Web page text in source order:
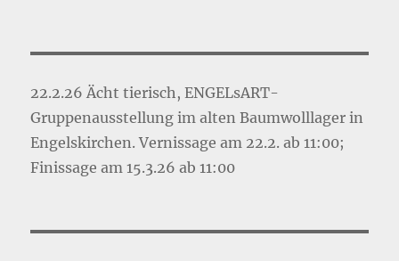
22.2.26 Ächt tierisch, ENGELsART-
Gruppenausstellung im alten Baumwolllager in
Engelskirchen. Vernissage am 22.2. ab 11:00;
Finissage am 15.3.26 ab 11:00